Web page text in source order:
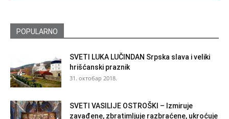
POPULARNO
SVETI LUKA LUČINDAN Srpska slava i veliki
hrišćanski praznik
31. октобар 2018.
SVETI VASILIJE OSTROŠKI – Izmiruje
zavađene, zbratimljuje razbraćene, ukroćuje